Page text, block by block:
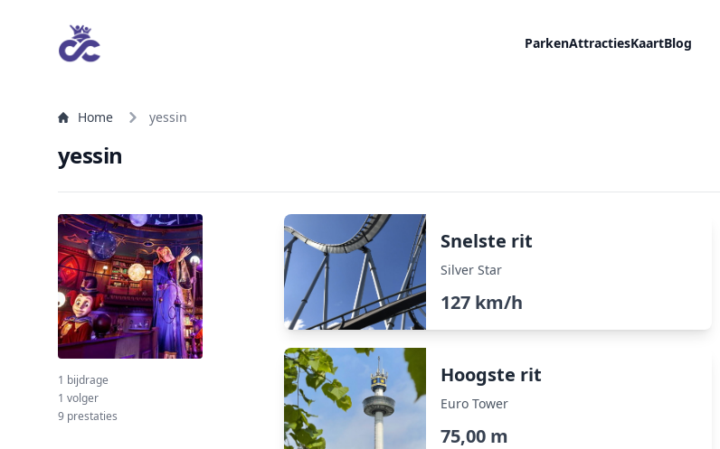
ParkenAttractiesKaartBlog
Home yessin
yessin
1 bijdrage
1 volger
9 prestaties
Snelste rit
Silver Star
127 km/h
Hoogste rit
Euro Tower
75,00 m